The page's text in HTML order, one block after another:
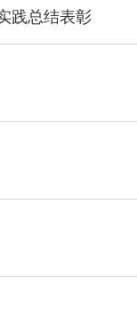
践总结表彰